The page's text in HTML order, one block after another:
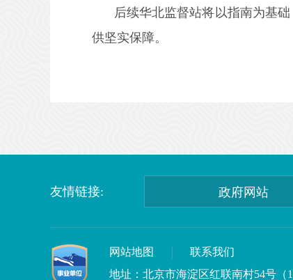
后续华北监督站将以指南为基
供坚实保障。
友情链接: 政府网站
网站地图 联系我们
地址：北京市海淀区红联南村54号（